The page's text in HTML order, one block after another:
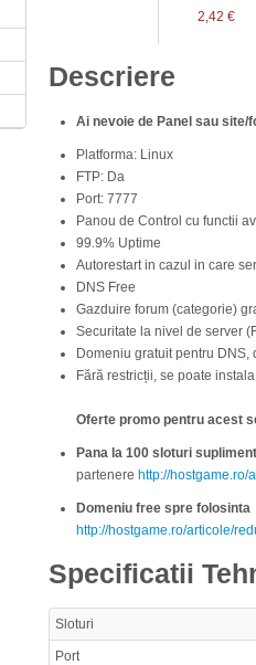
2,42 €
Descriere
Ai nevoie de Panel sau
Platforma: Linux
FTP: Da
Port: 7777
Panou de Control cu functii
99.9% Uptime
Autorestart in cazul in care
DNS Free
Gazduire forum (categorie)
Securitate la nivel de server
Domeniu gratuit pentru
Fără restricții, se poate
Oferte promo pentru acest
Pana la 100 sloturi
partenere http://
Domeniu free spre folosinta
http://hostgame.ro/articole/
Specificatii
Sloturi
Port